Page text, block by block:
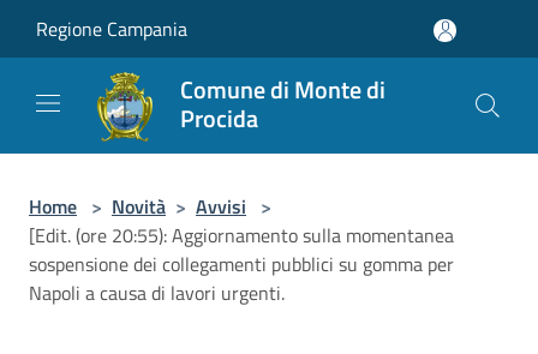
Regione Campania
Comune di Monte di
Procida
Home > Novità > Avvisi >
[Edit. (ore 20:55): Aggiornamento sulla momentanea
sospensione dei collegamenti pubblici su gomma per
Napoli a causa di lavori urgenti.